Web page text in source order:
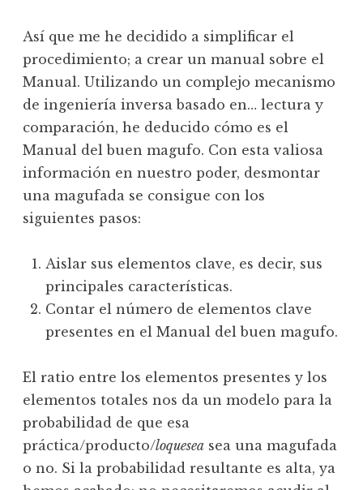
Así que me he decidido a simplificar el
procedimiento; a crear un manual sobre el
Manual. Utilizando un complejo mecanismo
de ingeniería inversa basado en… lectura y
comparación, he deducido cómo es el
Manual del buen magufo. Con esta valiosa
información en nuestro poder, desmontar
una magufada se consigue con los
siguientes pasos:
Aislar sus elementos clave, es decir, sus
principales características.
Contar el número de elementos clave
presentes en el Manual del buen magufo.
El ratio entre los elementos presentes y los
elementos totales nos da un modelo para la
probabilidad de que esa
práctica/producto/loquesea sea una magufada
o no. Si la probabilidad resultante es alta, ya